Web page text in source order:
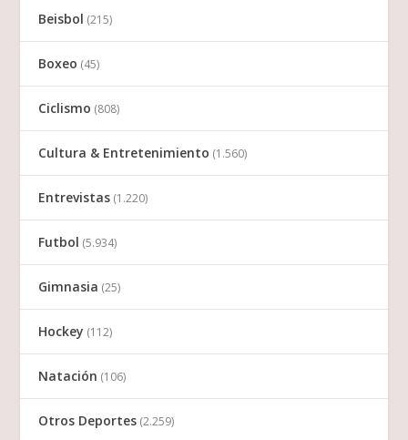
Beisbol (215)
Boxeo (45)
Ciclismo (808)
Cultura & Entretenimiento (1.560)
Entrevistas (1.220)
Futbol (5.934)
Gimnasia (25)
Hockey (112)
Natación (106)
Otros Deportes (2.259)